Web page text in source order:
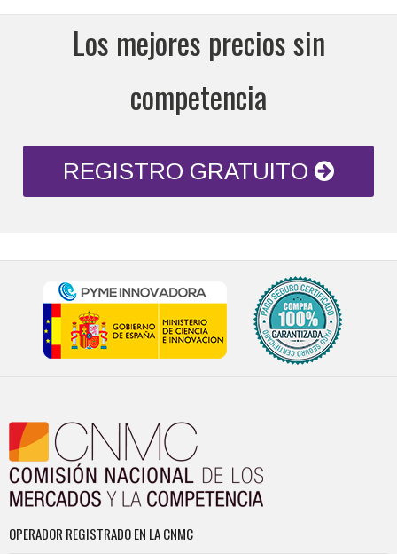
Los mejores precios sin
competencia
REGISTRO GRATUITO
OPERADOR REGISTRADO EN LA CNMC